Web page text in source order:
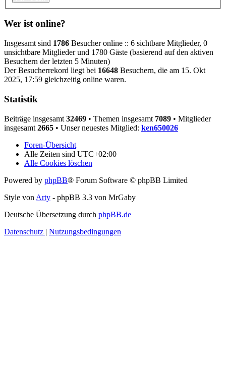
Wer ist online?
Insgesamt sind 1786 Besucher online :: 6 sichtbare Mitglieder, 0
unsichtbare Mitglieder und 1780 Gäste (basierend auf den aktiven
Besuchern der letzten 5 Minuten)
Der Besucherrekord liegt bei 16648 Besuchern, die am 15. Okt
2025, 17:59 gleichzeitig online waren.
Statistik
Beiträge insgesamt 32469 • Themen insgesamt 7089 • Mitglieder
insgesamt 2665 • Unser neuestes Mitglied: ken650026
Foren-Übersicht
Alle Zeiten sind UTC+02:00
Alle Cookies löschen
Powered by phpBB® Forum Software © phpBB Limited
Style von Arty - phpBB 3.3 von MrGaby
Deutsche Übersetzung durch phpBB.de
Datenschutz | Nutzungsbedingungen